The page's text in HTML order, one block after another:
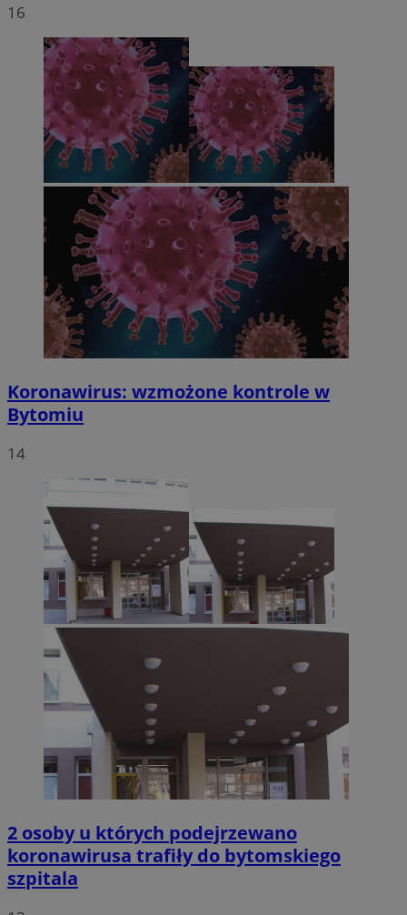
16
Koronawirus: wzmożone kontrole w
Bytomiu
14
2 osoby u których podejrzewano
koronawirusa trafiły do bytomskiego
szpitala